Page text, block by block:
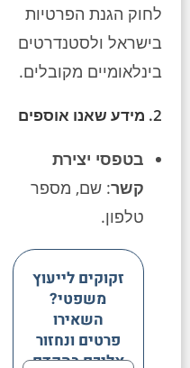
לחוק הגנת הפרטיות
בישראל ולסטנדרטים
בינלאומיים מקובלים.
2. מידע שאנו אוספים
בטפסי יצירת
קשר: שם, מספר
טלפון.
זקוקים לייעוץ
משפטי?
השאירו
פרטים ונחזור
אליכם בהקדם